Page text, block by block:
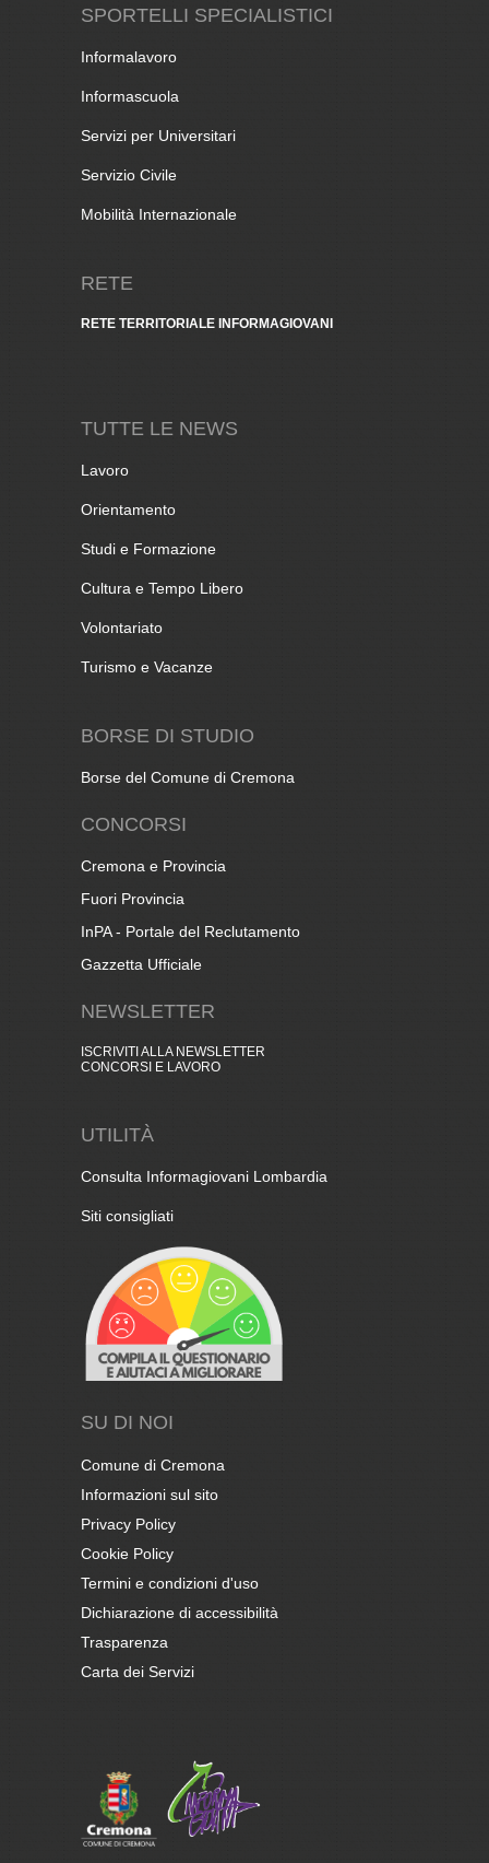
SPORTELLI SPECIALISTICI
Informalavoro
Informascuola
Servizi per Universitari
Servizio Civile
Mobilità Internazionale
RETE
RETE TERRITORIALE INFORMAGIOVANI
TUTTE LE NEWS
Lavoro
Orientamento
Studi e Formazione
Cultura e Tempo Libero
Volontariato
Turismo e Vacanze
BORSE DI STUDIO
Borse del Comune di Cremona
CONCORSI
Cremona e Provincia
Fuori Provincia
InPA - Portale del Reclutamento
Gazzetta Ufficiale
NEWSLETTER
ISCRIVITI ALLA NEWSLETTER
CONCORSI E LAVORO
UTILITÀ
Consulta Informagiovani Lombardia
Siti consigliati
SU DI NOI
Comune di Cremona
Informazioni sul sito
Privacy Policy
Cookie Policy
Termini e condizioni d'uso
Dichiarazione di accessibilità
Trasparenza
Carta dei Servizi